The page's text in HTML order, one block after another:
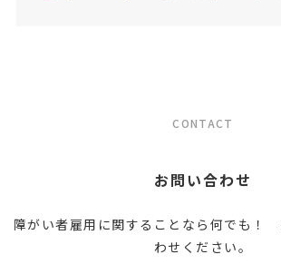
CONTACT
お問い合わせ
障がい者雇用に関することなら何でも！
わせください。